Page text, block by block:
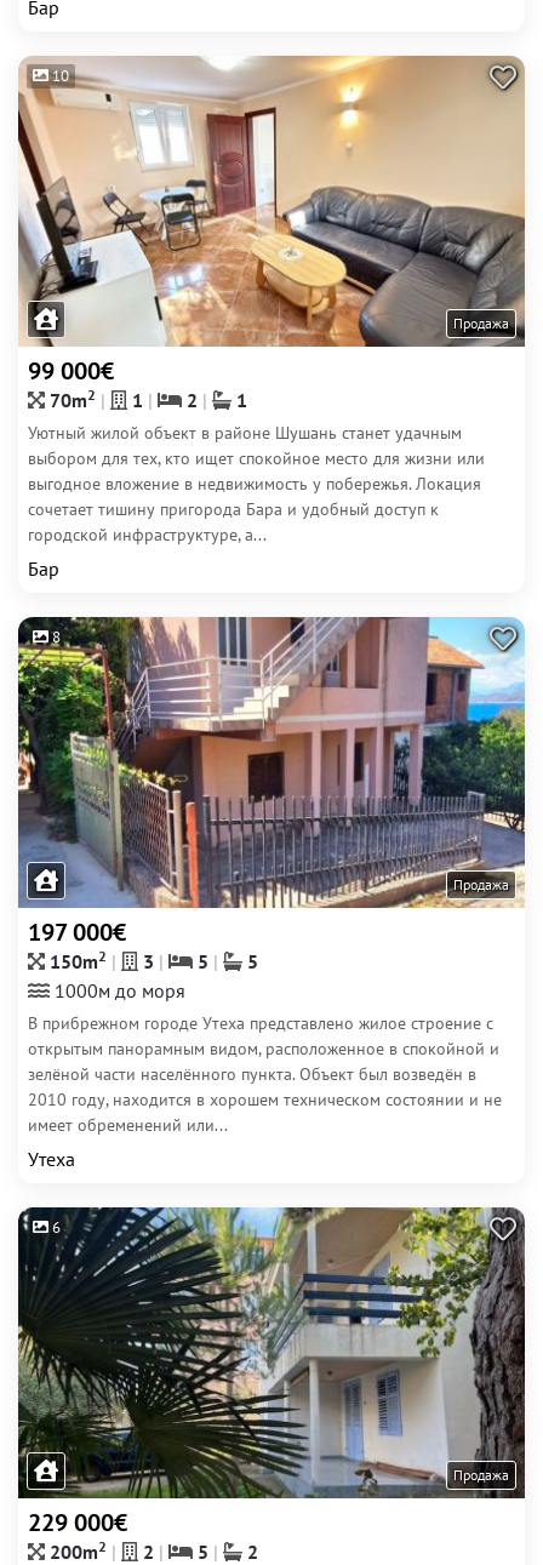
Бар
10
Продажа
99 000€
70m2 1 2 1
Уютный жилой объект в районе Шушань станет удачным
выбором для тех, кто ищет спокойное место для жизни или
выгодное вложение в недвижимость у побережья. Локация
сочетает тишину пригорода Бара и удобный доступ к
городской инфраструктуре, а...
Бар
8
Продажа
197 000€
150m2 3 5
5
1000м до моря
В прибрежном городе Утеха представлено жилое строение с
открытым панорамным видом, расположенное в спокойной и
зелёной части населённого пункта. Объект был возведён в
2010 году, находится в хорошем техническом состоянии и не
имеет обременений или...
Утеха
6
Продажа
229 000€
200m2 2 5
2